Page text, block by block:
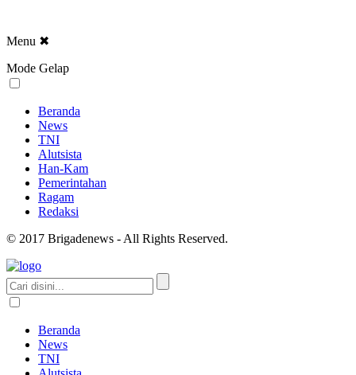
Menu ✖
Mode Gelap
Beranda
News
TNI
Alutsista
Han-Kam
Pemerintahan
Ragam
Redaksi
© 2017 Brigadenews - All Rights Reserved.
Beranda
News
TNI